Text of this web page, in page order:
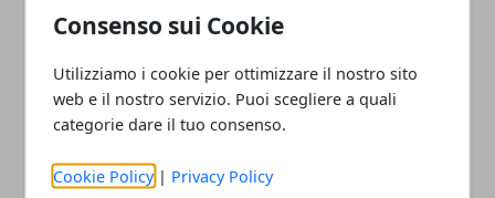
Consenso sui Cookie
Utilizziamo i cookie per ottimizzare il nostro sito
web e il nostro servizio. Puoi scegliere a quali
categorie dare il tuo consenso.
Cookie Policy | Privacy PolicyAutore di articoli di attualità, casa e